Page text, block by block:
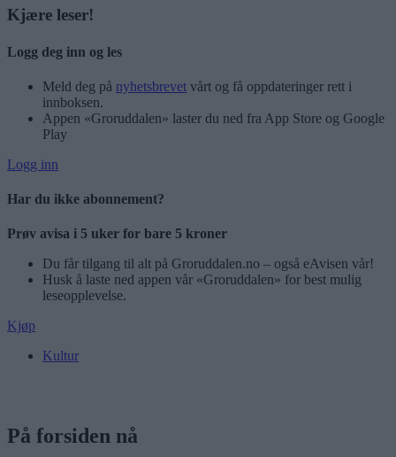
Kjære leser!
Logg deg inn og les
Meld deg på nyhetsbrevet vårt og få oppdateringer rett i
innboksen.
Appen «Groruddalen» laster du ned fra App Store og Google
Play
Logg inn
Har du ikke abonnement?
Prøv avisa i 5 uker for bare 5 kroner
Du får tilgang til alt på Groruddalen.no – også eAvisen vår!
Husk å laste ned appen vår «Groruddalen» for best mulig
leseopplevelse.
Kjøp
Kultur
På forsiden nå